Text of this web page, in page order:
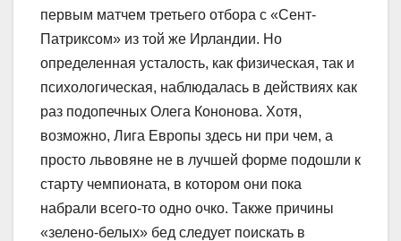
первым матчем третьего отбора с «Сент-
Патриксом» из той же Ирландии. Но
определенная усталость, как физическая, так и
психологическая, наблюдалась в действиях как
раз подопечных Олега Кононова. Хотя,
возможно, Лига Европы здесь ни при чем, а
просто львовяне не в лучшей форме подошли к
старту чемпионата, в котором они пока
набрали всего-то одно очко. Также причины
«зелено-белых» бед следует поискать в